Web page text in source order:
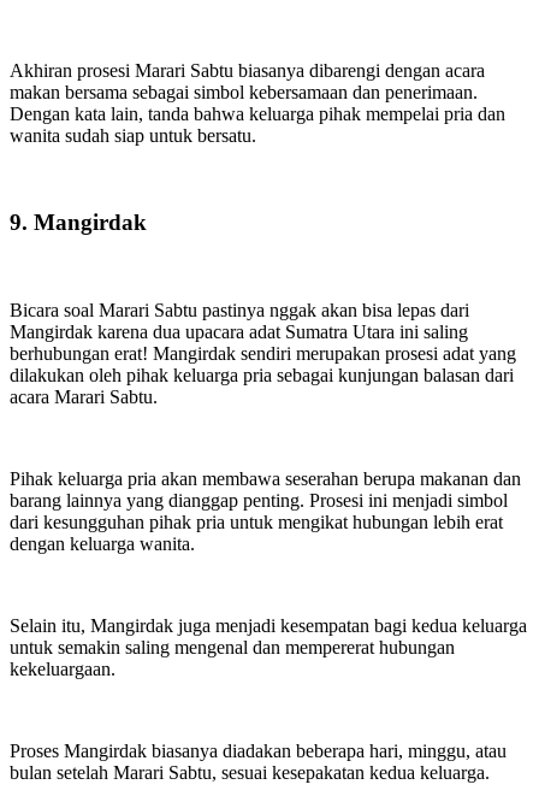
Akhiran prosesi Marari Sabtu biasanya dibarengi dengan acara
makan bersama sebagai simbol kebersamaan dan penerimaan.
Dengan kata lain, tanda bahwa keluarga pihak mempelai pria dan
wanita sudah siap untuk bersatu.
9. Mangirdak
Bicara soal Marari Sabtu pastinya nggak akan bisa lepas dari
Mangirdak karena dua upacara adat Sumatra Utara ini saling
berhubungan erat! Mangirdak sendiri merupakan prosesi adat yang
dilakukan oleh pihak keluarga pria sebagai kunjungan balasan dari
acara Marari Sabtu.
Pihak keluarga pria akan membawa seserahan berupa makanan dan
barang lainnya yang dianggap penting. Prosesi ini menjadi simbol
dari kesungguhan pihak pria untuk mengikat hubungan lebih erat
dengan keluarga wanita.
Selain itu, Mangirdak juga menjadi kesempatan bagi kedua keluarga
untuk semakin saling mengenal dan mempererat hubungan
kekeluargaan.
Proses Mangirdak biasanya diadakan beberapa hari, minggu, atau
bulan setelah Marari Sabtu, sesuai kesepakatan kedua keluarga.